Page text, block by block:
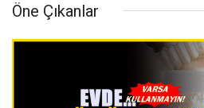
Öne Çıkanlar